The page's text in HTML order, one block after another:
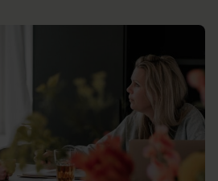
bij weten wie je bent als het